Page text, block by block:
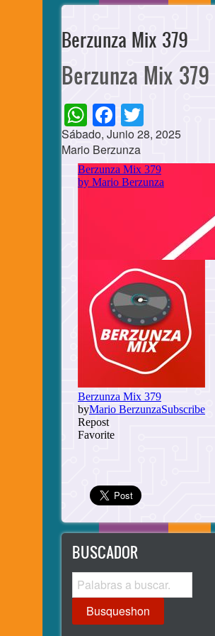
Berzunza Mix 379
Berzunza Mix 379
WhatsApp
Facebook
Sábado, Junio 28, 2025
Mario Berzunza
Cuerpo
BUSCADOR
Busqueshon